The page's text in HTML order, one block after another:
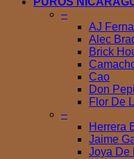
–
AJ
Alec
Brick
Cao
Don
Flor De
–
Herrera
Jaime
Joya De